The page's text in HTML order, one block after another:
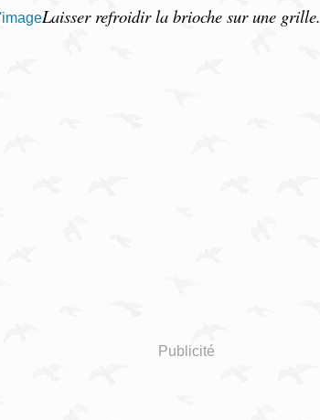
Laisser refroidir la brioche sur une grille.
Publicité